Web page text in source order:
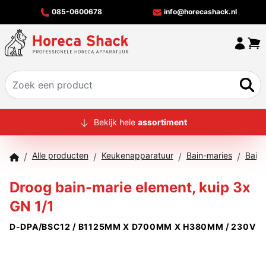
085-0600678 info@horecashack.nl
HOME
MERKEN
CONTACT
Bekijk hele assortiment
/ Alle producten / Keukenapparatuur / Bain-maries /
Droog bain-marie element, kuip 3x
GN 1/1
D-DPA/BSC12 / B1125MM X D700MM X H380MM / 230V